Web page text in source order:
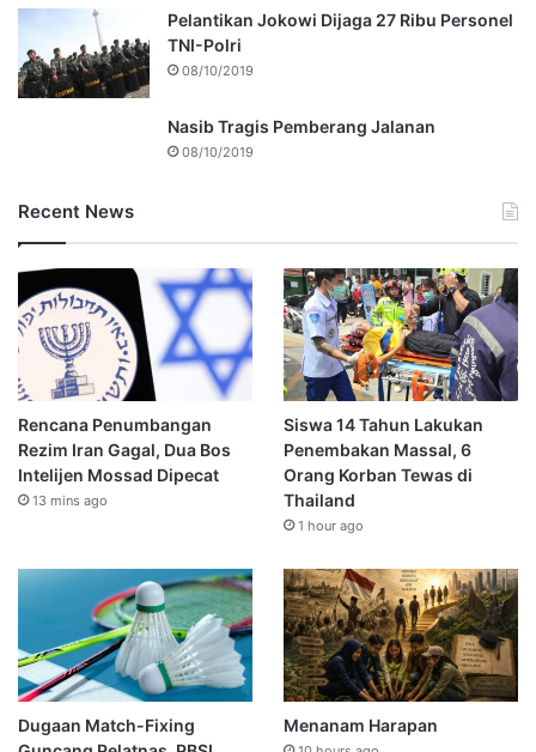
Pelantikan Jokowi Dijaga 27 Ribu Personel
TNI-Polri
08/10/2019
Nasib Tragis Pemberang Jalanan
08/10/2019
Recent News
Rencana Penumbangan
Rezim Iran Gagal, Dua Bos
Intelijen Mossad Dipecat
13 mins ago
Siswa 14 Tahun Lakukan
Penembakan Massal, 6
Orang Korban Tewas di
Thailand
1 hour ago
Dugaan Match-Fixing
Menanam Harapan